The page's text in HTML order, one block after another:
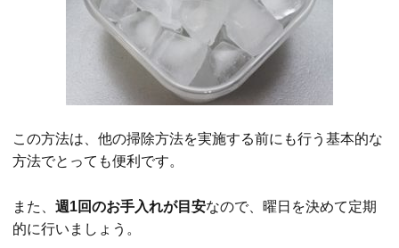
この方法は、他の掃除方法を実施する前にも行う基本的な
方法でとっても便利です。
また、 週1回のお手入れが目安なので、曜日を決めて定期
的に行いましょう。